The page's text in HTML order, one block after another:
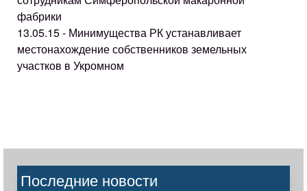
фабрики
13.05.15 - Минимущества РК устанавливает
местонахождение собственников земельных
участков в Укромном
Последние новости